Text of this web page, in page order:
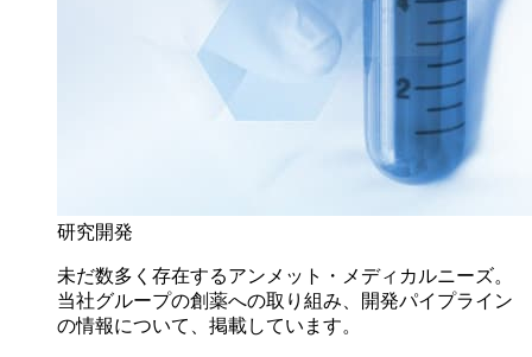
研究開発
未だ数多く存在するアンメット・メディカルニーズ。
当社グループの創薬への取り組み、開発パイプライン
の情報について、掲載しています。